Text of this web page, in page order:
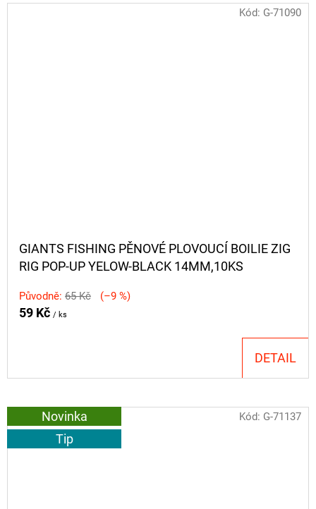
GIANTS FISHING PĚNOVÉ PLOVOUCÍ BOILIE ZIG
RIG POP-UP YELOW-BLACK 14MM,10KS
Původně: 65 Kč (–9 %)
59 Kč / ks
DETAIL
Kód: G-71090
Novinka
Tip
Kód: G-71137